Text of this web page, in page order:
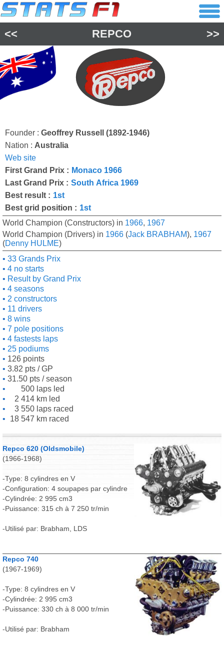
<< REPCO >>
Founder : Geoffrey Russell (1892-1946)
Nation : Australia
Web site
First Grand Prix : Monaco 1966
Last Grand Prix : South Africa 1969
Best result : 1st
Best grid position : 1st
World Champion (Constructors) in 1966, 1967
World Champion (Drivers) in 1966 (Jack BRABHAM), 1967
(Denny HULME)
33 Grands Prix
4 no starts
Result by Grand Prix
4 seasons
2 constructors
11 drivers
8 wins
7 pole positions
4 fastests laps
25 podiums
126 points
3.82 pts / GP
31.50 pts / season
500 laps led
2 414 km led
3 550 laps raced
18 547 km raced
Repco 620 (Oldsmobile)
(1966-1968)
-Type: 8 cylindres en V
-Configuration: 4 soupapes par cylindre
-Cylindrée: 2 995 cm3
-Puissance: 315 ch à 7 250 tr/min
-Utilisé par: Brabham, LDS
Repco 740
(1967-1969)
-Type: 8 cylindres en V
-Cylindrée: 2 995 cm3
-Puissance: 330 ch à 8 000 tr/min
-Utilisé par: Brabham